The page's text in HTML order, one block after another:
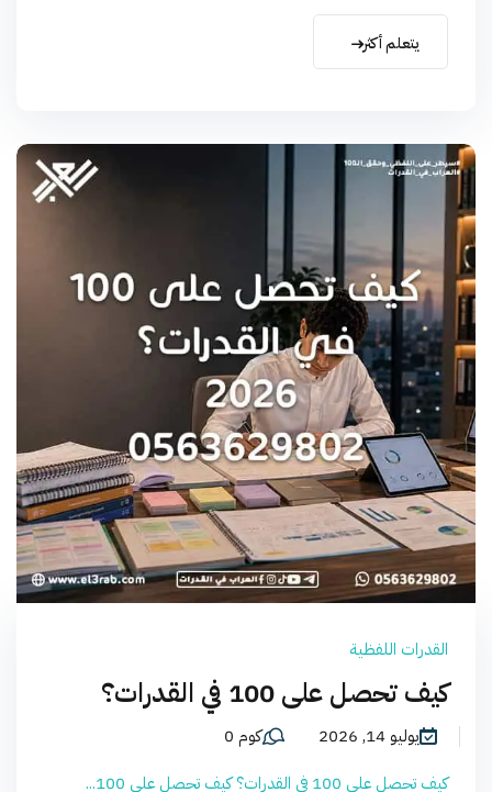
يتعلم أكثر
القدرات اللفظية
كيف تحصل على 100 في القدرات؟
يوليو 14, 2026
كوم 0
كيف تحصل على 100 في القدرات؟ كيف تحصل على 100...